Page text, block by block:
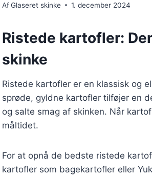
AfGlaseret skinke 1. december 2024
Ristede kartofler:
skinke
Ristede kartofler er en klassisk og
sprøde, gyldne kartofler tilføjer en
og salte smag af skinken. Når
måltidet.
For at opnå de bedste ristede
kartofler som bagekartofler eller